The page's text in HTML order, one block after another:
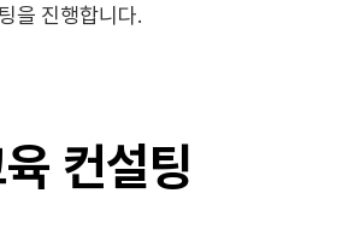
을 진행합니다.
컨설팅